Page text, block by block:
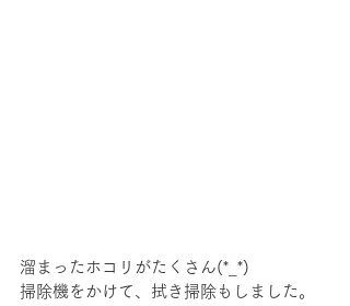
溜まったホコリがたくさん(*_*)
掃除機をかけて、拭き掃除もしました。